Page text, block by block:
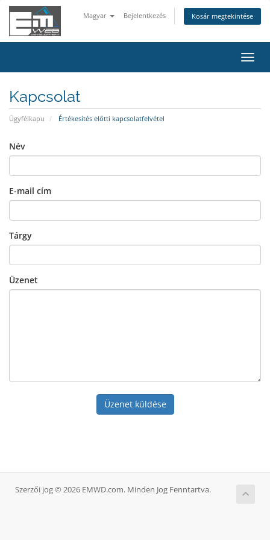
Magyar Bejelentkezés Kosár megtekintése
a
Kapcsolat
Ügyfélkapu Értékesítés előtti kapcsolatfelvétel
Név
E-mail cím
Tárgy
Üzenet
Üzenet küldése
Szerzői jog © 2026 EMWD.com. Minden Jog Fenntartva.